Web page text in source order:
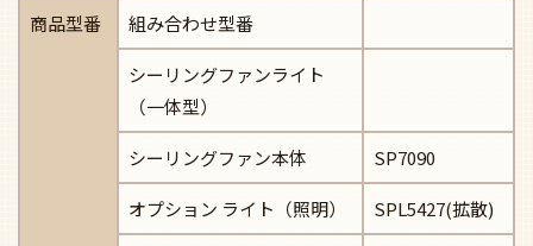
商品型番 組み合わせ型番
シーリングファンライト
（一体型）
シーリングファン本体 SP7090
オプション ライト（照明） SPL5427(拡散)